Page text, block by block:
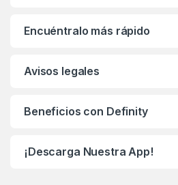
Encuéntralo más rápido
Avisos legales
Beneficios con Definity
¡Descarga Nuestra App!